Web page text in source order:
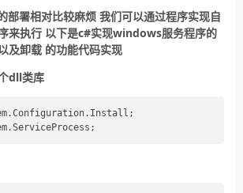
署相对比较麻烦 我们可以通过程序实现自
来执行 以下是c#实现windows服务程序的
及卸载 的功能代码实现
dll类库